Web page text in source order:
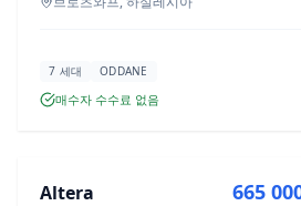
7 세대 ODDANE
매수자 수수료 없음
신규 분양
Altera 665